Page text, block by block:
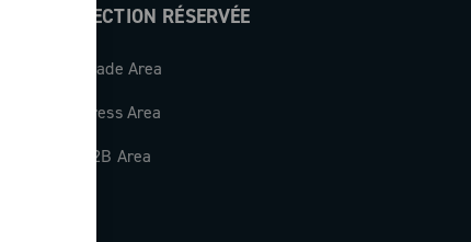
SECTION RÉSERVÉE
Trade Area
Press Area
B2B Area